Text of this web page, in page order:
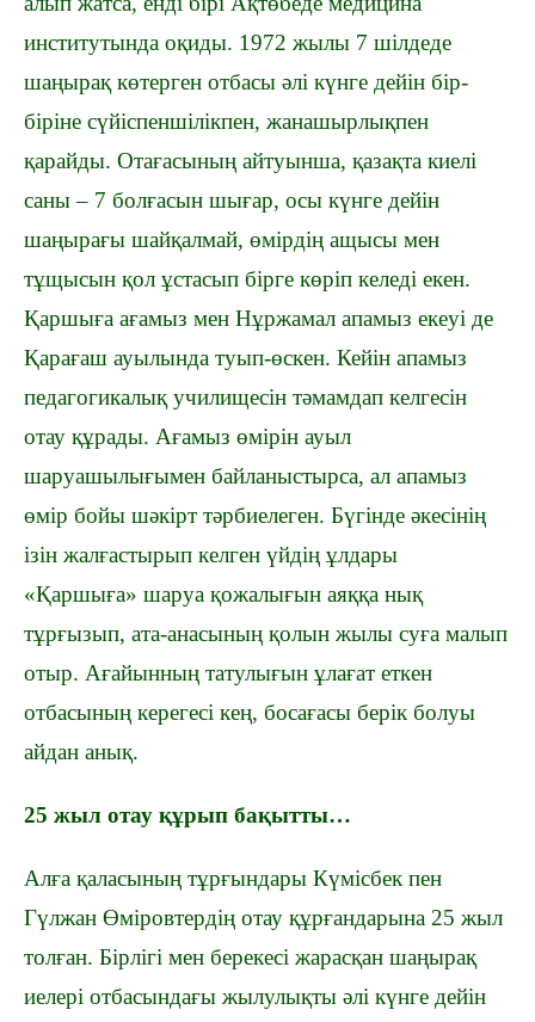
институтында оқиды. 1972 жылы 7 шілдеде
шаңырақ көтерген отбасы әлі күнге дейін бір-
біріне сүйіспеншілікпен, жанашырлықпен
қарайды. Отағасының айтуынша, қазақта киелі
саны – 7 болғасын шығар, осы күнге дейін
шаңырағы шайқалмай, өмірдің ащысы мен
тұщысын қол ұстасып бірге көріп келеді екен.
Қаршыға ағамыз мен Нұржамал апамыз екеуі де
Қарағаш ауылында туып-өскен. Кейін апамыз
педагогикалық училищесін тәмамдап келгесін
отау құрады. Ағамыз өмірін ауыл
шаруашылығымен байланыстырса, ал апамыз
өмір бойы шәкірт тәрбиелеген. Бүгінде әкесінің
ізін жалғастырып келген үйдің ұлдары
«Қаршыға» шаруа қожалығын аяққа нық
тұрғызып, ата-анасының қолын жылы суға малып
отыр. Ағайынның татулығын ұлағат еткен
отбасының керегесі кең, босағасы берік болуы
айдан анық.
25 жыл отау құрып бақытты…
Алға қаласының тұрғындары Күмісбек пен
Гүлжан Өміровтердің отау құрғандарына 25 жыл
толған. Бірлігі мен берекесі жарасқан шаңырақ
иелері отбасындағы жылулықты әлі күнге дейін